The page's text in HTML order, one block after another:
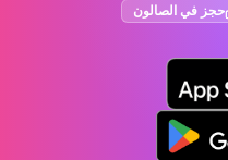
حجز في الصالون